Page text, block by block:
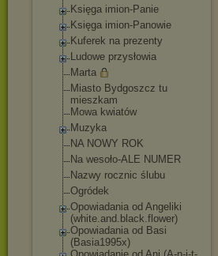
Księga imion-Panie
Księga imion-Panowie
Kuferek na prezenty
Ludowe przysłowia
Marta
Miasto Bydgoszcz tu
mieszkam
Mowa kwiatów
Muzyka
NA NOWY ROK
Na wesoło-ALE NUMER
Nazwy rocznic ślubu
Ogródek
Opowiadania od Angeliki
(white.and.black.flower)
Opowiadania od Basi
(Basia1995x)